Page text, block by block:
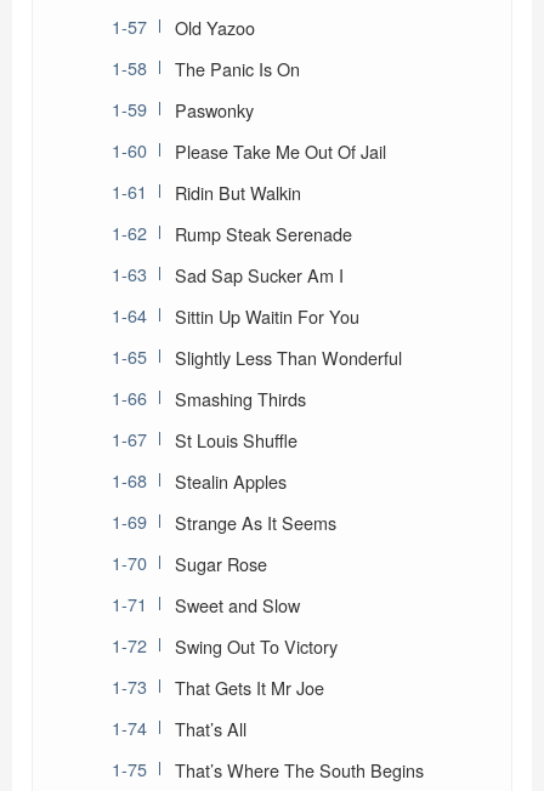
Old Yazoo
The Panic Is On
Paswonky
Please Take Me Out Of Jail
Ridin But Walkin
Rump Steak Serenade
Sad Sap Sucker Am I
Sittin Up Waitin For You
Slightly Less Than Wonderful
Smashing Thirds
St Louis Shuffle
Stealin Apples
Strange As It Seems
Sugar Rose
Sweet and Slow
Swing Out To Victory
That Gets It Mr Joe
That’s All
That’s Where The South Begins